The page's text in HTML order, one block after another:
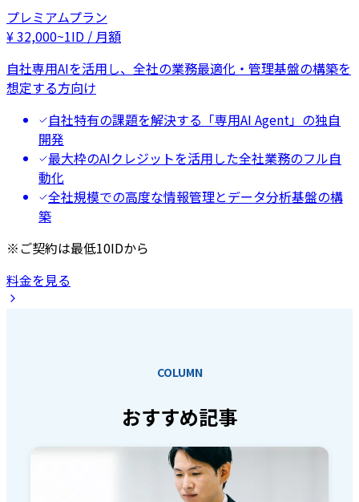
プレミアムプラン
¥32,000~1ID / 月額
自社専用AIを活用し、全社の業務最適化・管理基盤の構築を
想定する方向け
自社特有の課題を解決する「専用AI Agent」の独自
開発
最大枠のAIクレジットを活用した全社業務のフル自
動化
全社規模での高度な情報管理とデータ分析基盤の構
築
※ご契約は最低10IDから
料金を見る
COLUMN
おすすめ記事